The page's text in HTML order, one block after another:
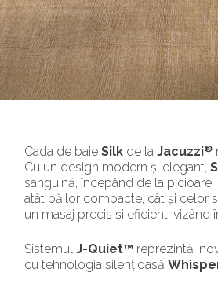
Cada de baieSilk de laJacuzzi®
Cu un design modern și elegant,
sanguină, începând de la
atât băilor compacte, cât și celor
un masaj precis și eficient,
SistemulJ-Quiet™ reprezintă
cu tehnologia silențioasă